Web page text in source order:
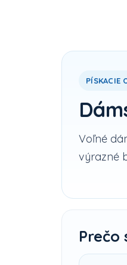
PÍSKACIE
Voľné
výrazné
Prečo